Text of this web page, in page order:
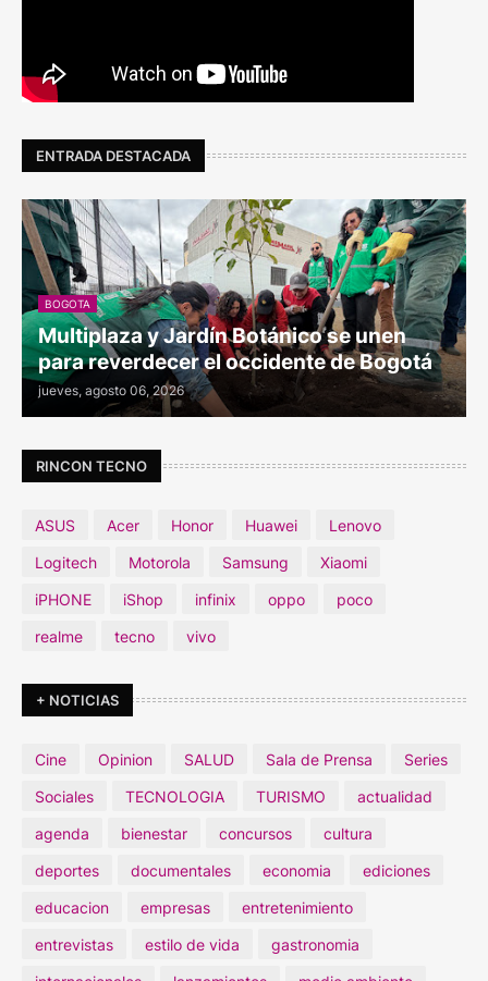
ENTRADA DESTACADA
BOGOTA
Multiplaza y Jardín Botánico se unen
para reverdecer el occidente de Bogotá
jueves, agosto 06, 2026
RINCON TECNO
ASUS Acer Honor Huawei
Lenovo
Logitech
Motorola Samsung
Xiaomi
iPHONE
iShop infinix oppo
poco
realme
tecno vivo
+ NOTICIAS
Cine Opinion SALUD Sala de Prensa
Series
Sociales
TECNOLOGIA TURISMO
actualidad
agenda
bienestar concursos
cultura
deportes
documentales economia
ediciones
educacion
empresas
entretenimiento
entrevistas
estilo de vida
gastronomia